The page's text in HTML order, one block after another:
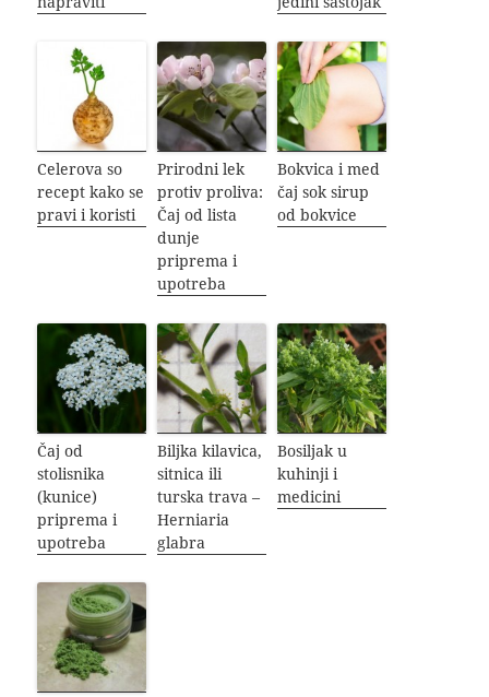
Celerova so
recept kako se
pravi i koristi
Prirodni lek
protiv proliva:
Čaj od lista
dunje
priprema i
upotreba
Bokvica i med
čaj sok sirup
od bokvice
Čaj od
stolisnika
(kunice)
priprema i
upotreba
Biljka kilavica,
sitnica ili
turska trava –
Herniaria
glabra
Bosiljak u
kuhinji i
medicini